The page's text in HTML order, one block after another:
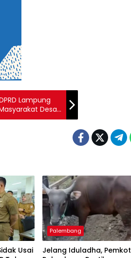
Lampung
Desa
Usai
Palembang
Jelang Iduladha, Pemkot